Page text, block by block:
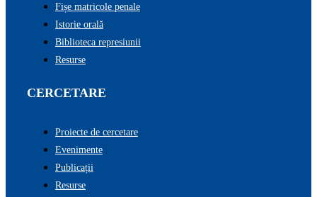
Fișe matricole penale
Istorie orală
Biblioteca represiunii
Resurse
CERCETARE
Proiecte de cercetare
Evenimente
Publicații
Resurse